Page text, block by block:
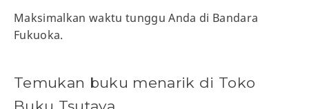
Maksimalkan waktu tunggu Anda di Bandara
Fukuoka.
Temukan buku menarik di Toko